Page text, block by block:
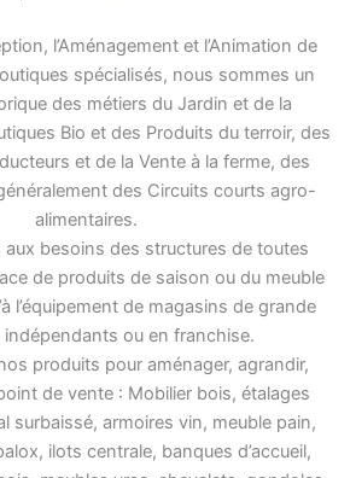
l’Aménagement et l’Animation de
spécialisés, nous sommes un
des métiers du Jardin et de la
Bio et des Produits du terroir, des
et de la Vente à la ferme, des
des Circuits courts agro-
alimentaires.
besoins des structures de toutes
de produits de saison ou du meuble
l’équipement de magasins de grande
indépendants ou en franchise.
produits pour aménager, agrandir,
de vente : Mobilier bois, étalages
surbaissé, armoires vin, meuble pain,
ilots centrale, banques d’accueil,